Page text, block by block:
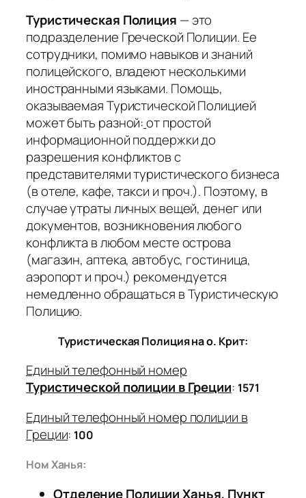
Туристическая Полиция — это
подразделение Греческой Полиции. Ее
сотрудники, помимо навыков и знаний
полицейского, владеют несколькими
иностранными языками. Помощь,
оказываемая Туристической Полицией
может быть разной:от простой
информационной поддержки до
разрешения конфликтов с
представителями туристического бизнеса
(в отеле, кафе, такси и проч.). Поэтому, в
случае утраты личных вещей, денег или
документов, возникновения любого
конфликта в любом месте острова
(магазин, аптека, автобус, гостиница,
аэропорт и проч.) рекомендуется
немедленно обращаться в Туристическую
Полицию.
Туристическая Полиция на о. Крит:
Единый телефонный номер
Туристической полиции в Греции: 1571
Единый телефонный номер полиции в
Греции: 100
Ном Ханья:
Отделение Полиции Ханья, Пункт